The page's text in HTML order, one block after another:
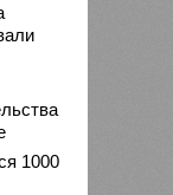
1000